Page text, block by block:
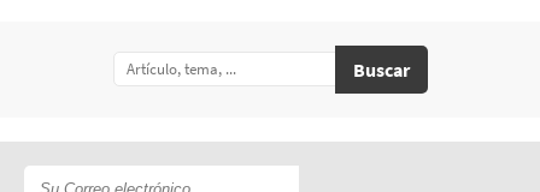
Buscar